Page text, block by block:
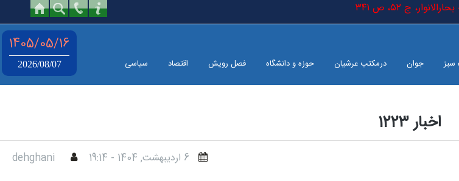
ج ٥٢، ص ٣٤١
سبز جوان درمکتب عرشیان حوزه و دانشگاه فصل رویش اقتصاد سیاسی
1405/05/16
2026/08/07
اخبار 1223
6 ارديبهشت, 1404 - 19:14
dehghani